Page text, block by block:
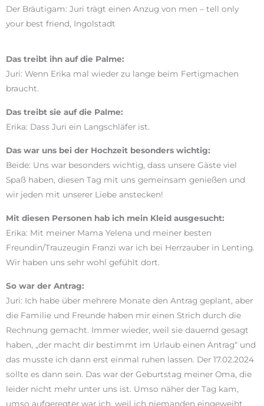
Der Bräutigam: Juri trägt einen Anzug von men – tell only
your best friend, Ingolstadt
Das treibt ihn auf die Palme:
Juri: Wenn Erika mal wieder zu lange beim Fertigmachen
braucht.
Das treibt sie auf die Palme:
Erika: Dass Juri ein Langschläfer ist.
Das war uns bei der Hochzeit besonders wichtig:
Beide: Uns war besonders wichtig, dass unsere Gäste viel
Spaß haben, diesen Tag mit uns gemeinsam genießen und
wir jeden mit unserer Liebe anstecken!
Mit diesen Personen hab ich mein Kleid ausgesucht:
Erika: Mit meiner Mama Yelena und meiner besten
Freundin/Trauzeugin Franzi war ich bei Herrzauber in Lenting.
Wir haben uns sehr wohl gefühlt dort.
So war der Antrag:
Juri: Ich habe über mehrere Monate den Antrag geplant, aber
die Familie und Freunde haben mir einen Strich durch die
Rechnung gemacht. Immer wieder, weil sie dauernd gesagt
haben, „der macht dir bestimmt im Urlaub einen Antrag“ und
das musste ich dann erst einmal ruhen lassen. Der 17.02.2024
sollte es dann sein. Das war der Geburtstag meiner Oma, die
leider nicht mehr unter uns ist. Umso näher der Tag kam,
umso aufgeregter war ich, weil ich niemanden eingeweiht